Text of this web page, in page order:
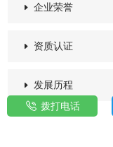
企业荣誉
资质认证
发展历程
拨打电话